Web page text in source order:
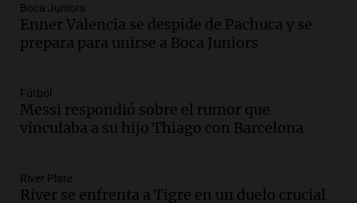
Panorama Federal
Episodios
Audio.
Docentes de Jujuy denuncian
sus salarios y genera alarma
Panorama Federal
Episodios
fallece tras perder el control de su
vehículo
Boca Juniors
Enner Valencia se despide de Pachuca y se
prepara para unirse a Boca Juniors
Fútbol
Messi respondió sobre el rumor que
vinculaba a su hijo Thiago con Barcelona
River Plate
River se enfrenta a Tigre en un duelo crucial